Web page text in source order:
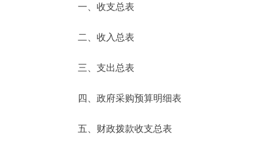
12345网上接诉即办
参与调查
走进北京
北京概况
绿色北京
一、收支总表
二、收入总表
三、支出总表
四、政府采购预算明细表
五、财政拨款收支总表